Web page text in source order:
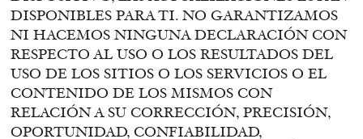
DISPONIBLES PARA TI. NO GARANTIZAMOS
NI HACEMOS NINGUNA DECLARACIÓN CON
RESPECTO AL USO O LOS RESULTADOS DEL
USO DE LOS SITIOS O LOS SERVICIOS O EL
CONTENIDO DE LOS MISMOS CON
RELACIÓN A SU CORRECCIÓN, PRECISIÓN,
OPORTUNIDAD, CONFIABILIDAD,